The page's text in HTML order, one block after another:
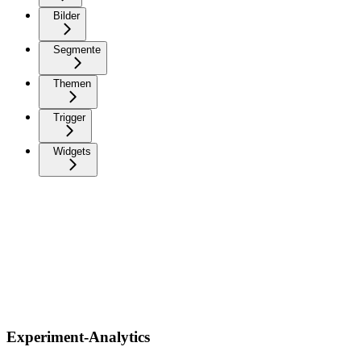
Bilder
Segmente
Themen
Trigger
Widgets
Experiment-Analytics